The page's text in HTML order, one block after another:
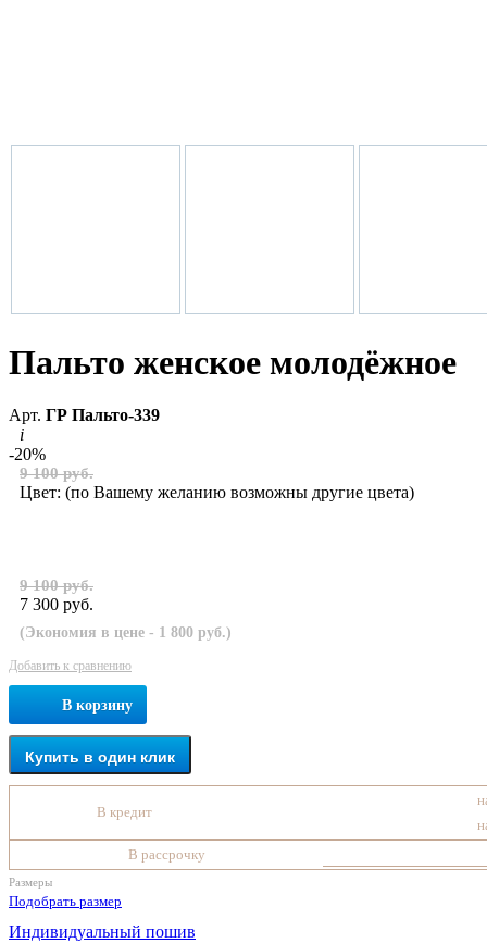
Пальто женское молодёжное
Арт. ГР Пальто-339
i
-20%
9 100 руб.
Цвет: (по Вашему желанию возможны другие цвета)
9 100 руб.
7 300 руб.
(Экономия в цене - 1 800 руб.)
Добавить к сравнению
В корзину
Купить в один клик
В кредит
В рассрочку
Размеры
Подобрать размер
Индивидуальный пошив